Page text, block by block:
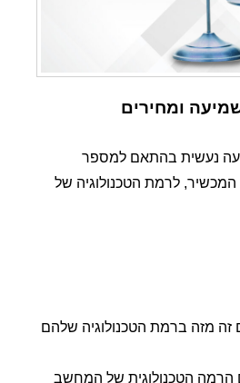
ומחירים
נעשית בהתאם למספר
לרמת הטכנולוגיה של
זה מזה ברמת הטכנולוגיה שלהם
הרמה הטכנולוגית של המחשב